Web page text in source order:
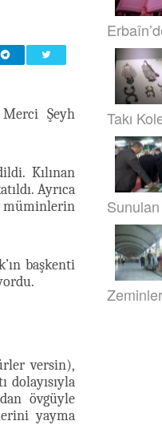
Şeyh
Kılınan
Ayrıca
müminlerin
başkenti
versin),
dolayısıyla
övgüyle
yayma
Takı